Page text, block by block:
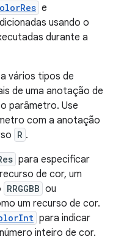
e
usando o
durante a
vários tipos de
de uma anotação de
parâmetro. Use
com a anotação
R .
para especificar
de cor, um
RRGGBB ou
um recurso de cor.
para indicar
inteiro de cor.